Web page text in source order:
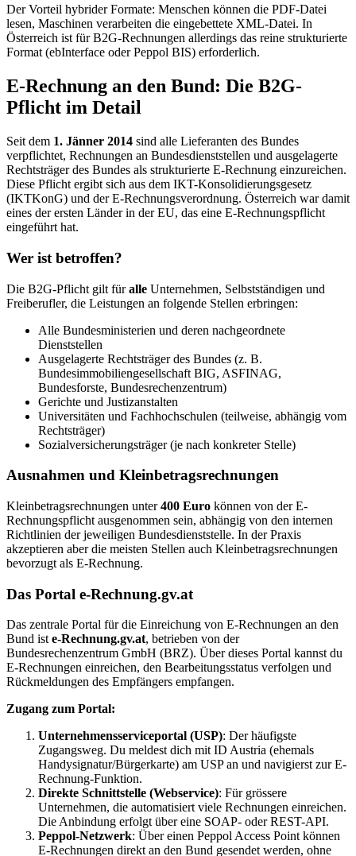
Der Vorteil hybrider Formate: Menschen können die PDF-Datei
lesen, Maschinen verarbeiten die eingebettete XML-Datei. In
Österreich ist für B2G-Rechnungen allerdings das reine strukturierte
Format (ebInterface oder Peppol BIS) erforderlich.
E-Rechnung an den Bund: Die B2G-
Pflicht im Detail
Seit dem 1. Jänner 2014 sind alle Lieferanten des Bundes
verpflichtet, Rechnungen an Bundesdienststellen und ausgelagerte
Rechtsträger des Bundes als strukturierte E-Rechnung einzureichen.
Diese Pflicht ergibt sich aus dem IKT-Konsolidierungsgesetz
(IKTKonG) und der E-Rechnungsverordnung. Österreich war damit
eines der ersten Länder in der EU, das eine E-Rechnungspflicht
eingeführt hat.
Wer ist betroffen?
Die B2G-Pflicht gilt füralle Unternehmen, Selbstständigen und
Freiberufler, die Leistungen an folgende Stellen erbringen:
Alle Bundesministerien und deren nachgeordnete
Dienststellen
Ausgelagerte Rechtsträger des Bundes (z. B.
Bundesimmobiliengesellschaft BIG, ASFINAG,
Bundesforste, Bundesrechenzentrum)
Gerichte und Justizanstalten
Universitäten und Fachhochschulen (teilweise, abhängig vom
Rechtsträger)
Sozialversicherungsträger (je nach konkreter Stelle)
Ausnahmen und Kleinbetragsrechnungen
Kleinbetragsrechnungen unter400 Euro können von der E-
Rechnungspflicht ausgenommen sein, abhängig von den internen
Richtlinien der jeweiligen Bundesdienststelle. In der Praxis
akzeptieren aber die meisten Stellen auch Kleinbetragsrechnungen
bevorzugt als E-Rechnung.
Das Portal e-Rechnung.gv.at
Das zentrale Portal für die Einreichung von E-Rechnungen an den
Bund iste-Rechnung.gv.at, betrieben von der
Bundesrechenzentrum GmbH (BRZ). Über dieses Portal kannst du
E-Rechnungen einreichen, den Bearbeitungsstatus verfolgen und
Rückmeldungen des Empfängers empfangen.
Zugang zum Portal:
Unternehmensserviceportal (USP): Der häufigste
Zugangsweg. Du meldest dich mit ID Austria (ehemals
Handysignatur/Bürgerkarte) am USP an und navigierst zur E-
Rechnung-Funktion.
Direkte Schnittstelle (Webservice): Für grössere
Unternehmen, die automatisiert viele Rechnungen einreichen.
Die Anbindung erfolgt über eine SOAP- oder REST-API.
Peppol-Netzwerk: Über einen Peppol Access Point können
E-Rechnungen direkt an den Bund gesendet werden, ohne